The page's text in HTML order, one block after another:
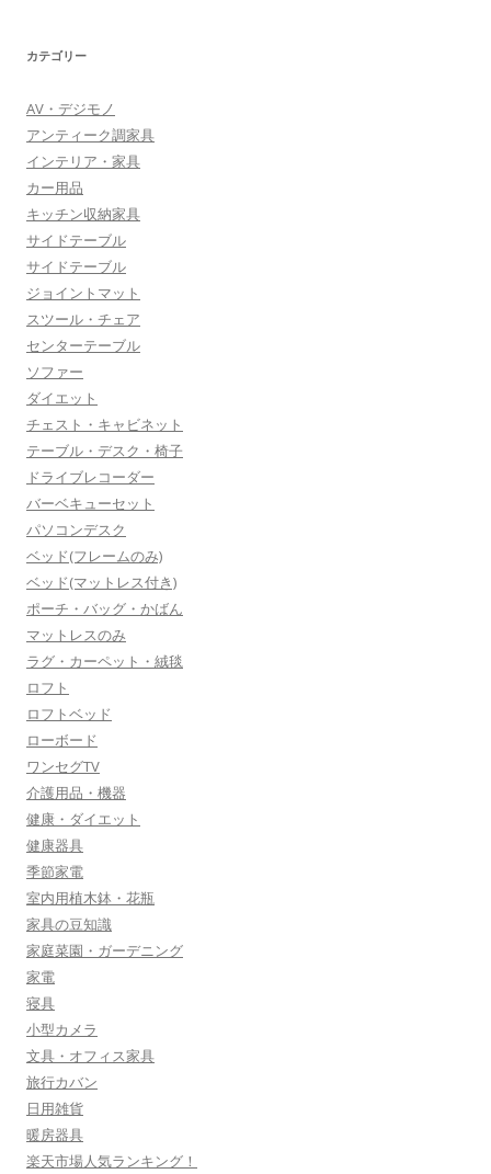
カテゴリー
AV・デジモノ
アンティーク調家具
インテリア・家具
カー用品
キッチン収納家具
サイドテーブル
サイドテーブル
ジョイントマット
スツール・チェア
センターテーブル
ソファー
ダイエット
チェスト・キャビネット
テーブル・デスク・椅子
ドライブレコーダー
バーベキューセット
パソコンデスク
ベッド(フレームのみ)
ベッド(マットレス付き)
ポーチ・バッグ・かばん
マットレスのみ
ラグ・カーペット・絨毯
ロフト
ロフトベッド
ローボード
ワンセグTV
介護用品・機器
健康・ダイエット
健康器具
季節家電
室内用植木鉢・花瓶
家具の豆知識
家庭菜園・ガーデニング
家電
寝具
小型カメラ
文具・オフィス家具
旅行カバン
日用雑貨
暖房器具
楽天市場人気ランキング！